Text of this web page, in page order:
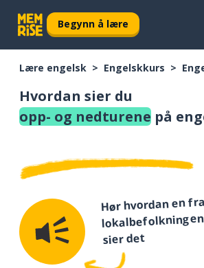
Begynn å lære
Lære engelsk Engelskkurs
Hvordan sier du
opp- og nedturene på
Hør hvordan en fra
lokalbefolkningen
sier det